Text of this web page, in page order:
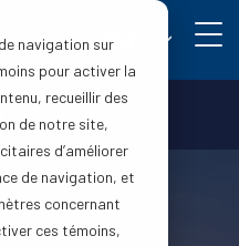
navigation sur
pour activer la
recueillir des
de notre site,
d’améliorer
de navigation, et
concernant
ces témoins,
Login